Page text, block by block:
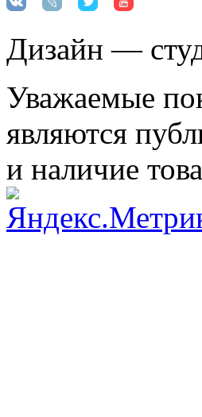
Дизайн —
Уважаемые
являются
и наличие